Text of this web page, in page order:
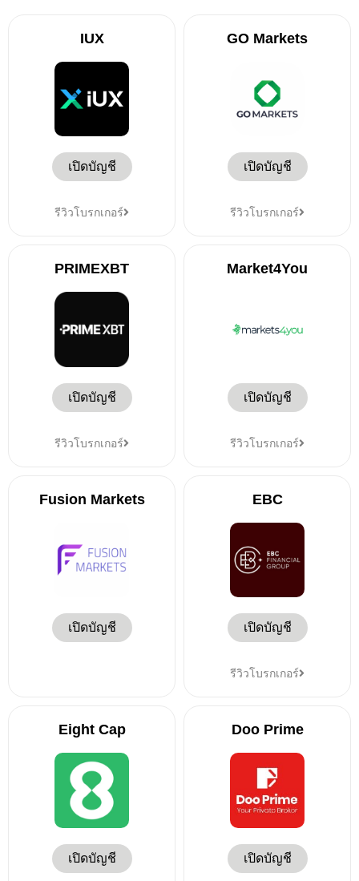
IUX
เปิดบัญชี
รีวิวโบรกเกอร์
GO Markets
เปิดบัญชี
รีวิวโบรกเกอร์
PRIMEXBT
เปิดบัญชี
รีวิวโบรกเกอร์
Market4You
เปิดบัญชี
รีวิวโบรกเกอร์
Fusion Markets
เปิดบัญชี
EBC
เปิดบัญชี
รีวิวโบรกเกอร์
Eight Cap
เปิดบัญชี
Doo Prime
เปิดบัญชี